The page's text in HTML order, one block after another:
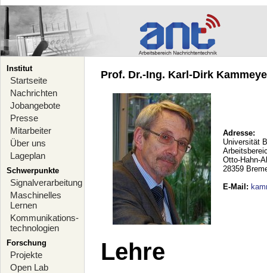
Institut
Startseite
Nachrichten
Jobangebote
Presse
Mitarbeiter
Über uns
Lageplan
Schwerpunkte
Signalverarbeitung
Maschinelles
Lernen
Kommunikations-
technologien
Forschung
Projekte
Open Lab
Prof. Dr.-Ing. Karl-Dirk
Adresse:
Universität
Otto-Hahn-
28359
E-Mail :
Lehre